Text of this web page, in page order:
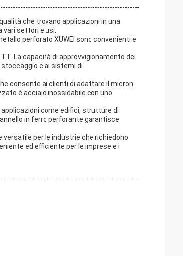
che trovano applicazioni in una
vari settori e usi.
perforato XUWEI sono convenienti e
La capacità di approvvigionamento dei
stoccaggio e ai sistemi di
consente ai clienti di adattare il micron
è acciaio inossidabile con uno
come edifici, strutture di
in ferro perforante garantisce
versatile per le industrie che richiedono
ed efficiente per le imprese e i